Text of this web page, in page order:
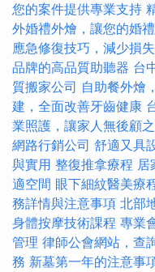
您的案件提供專業支持
外婚禮外燴，讓您的婚
應急修復技巧，減少損失
品牌的高品質助聽器 台
質搬家公司 自助餐外燴
建，全面改善牙齒健康
業照護，讓家人無後顧
網路行銷公司 舒適又具
與實用 整復推拿療程 居
適空間 眼下細紋醫美療
務詳情與注意事項 北部
身體按摩技術課程 專業
管理 律師公會網站，查
務 新墓第一年的注意事